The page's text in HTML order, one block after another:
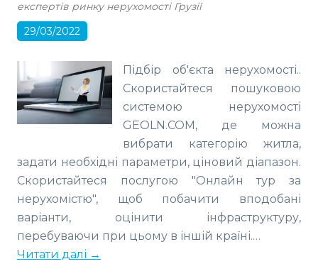
експертів ринку нерухомості Грузії
29/03/2022
Підбір об'єкта нерухомості..
Скористайтеся пошуковою
системою нерухомості
GEOLN.COM, де можна
вибрати категорію житла,
задати необхідні параметри, ціновий діапазон.
Скористайтеся послугою "Онлайн тур за
нерухомістю", щоб побачити вподобані
варіанти, оцінити інфраструктуру,
перебуваючи при цьому в іншій країні.…
Читати далі →